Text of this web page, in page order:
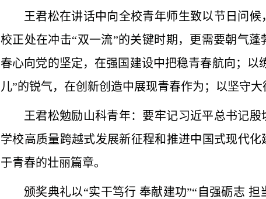
王君松在讲话中向全校青年师生致以节日问
校正处在冲击“双一流”的关键时期，更需要朝气
春心向党的坚定，在强国建设中把稳青春航向；
儿”的锐气，在创新创造中展现青春作为；以坚守
王君松勉励山科青年：要牢记习近平总书记
学校高质量跨越式发展新征程和推进中国式现代
于青春的壮丽篇章。
颁奖典礼以“实干笃行 奉献建功”“自强砺志